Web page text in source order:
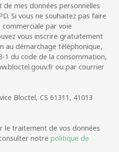
de mes données personnelles
Si vous ne souhaitez pas faire
par voie
vous inscrire gratuitement
au démarchage téléphonique,
1 du code de la consommation,
ou par courrier
Bloctel, CS 61311, 41013
le traitement de vos données
notre politique de